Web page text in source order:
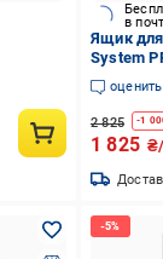
в
Ящик
System
VARIO
оценить
2 825 -1
1 825